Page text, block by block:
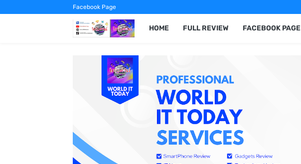
Facebook Page
HOME FULL REVIEW FACEBOOK PAGE